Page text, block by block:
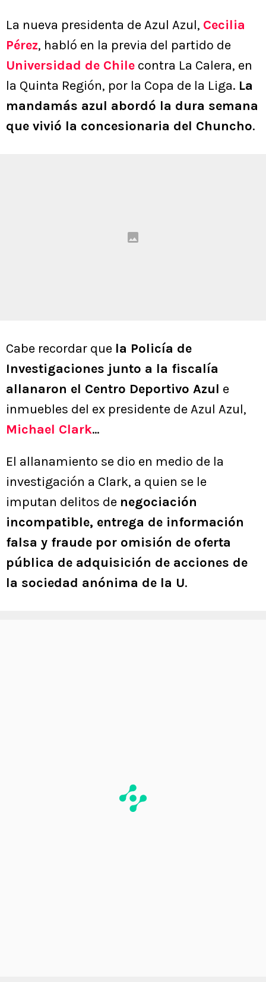
La nueva presidenta de Azul Azul, Cecilia
Pérez, habló en la previa del partido de
Universidad de Chile contra La Calera, en
la Quinta Región, por la Copa de la Liga. La
mandamás azul abordó la dura semana
que vivió la concesionaria del Chuncho.
Cabe recordar que la Policía de
Investigaciones junto a la fiscalía
allanaron el Centro Deportivo Azul e
inmuebles del ex presidente de Azul Azul,
Michael Clark…
El allanamiento se dio en medio de la
investigación a Clark, a quien se le
imputan delitos de negociación
incompatible, entrega de información
falsa y fraude por omisión de oferta
pública de adquisición de acciones de
la sociedad anónima de la U.